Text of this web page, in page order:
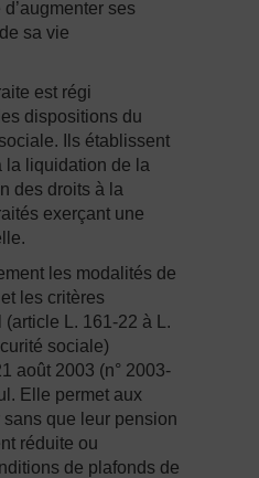
ses
sa vie
est régi
dispositions du
Ils établissent
la liquidation de la
des droits à la
exerçant une
les modalités de
les critères
(article L. 161-22 à L.
sociale)
août 2003 (n° 2003-
Elle permet aux
que leur pension
réduite ou
de plafonds de